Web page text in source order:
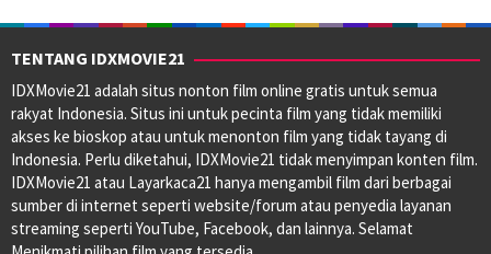
TENTANG IDXMOVIE21
IDXMovie21 adalah situs nonton film online gratis untuk semua
rakyat Indonesia. Situs ini untuk pecinta film yang tidak memiliki
akses ke bioskop atau untuk menonton film yang tidak tayang di
Indonesia. Perlu diketahui, IDXMovie21 tidak menyimpan konten film.
IDXMovie21 atau Layarkaca21 hanya mengambil film dari berbagai
sumber di internet seperti website/forum atau penyedia layanan
streaming seperti YouTube, Facebook, dan lainnya. Selamat